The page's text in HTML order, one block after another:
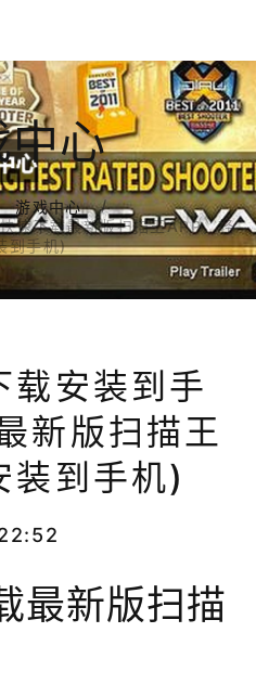
中心
游戏中心
速下载最新版扫描王APP，轻
到手机)
安装到手
新版扫描王
装到手机)
最新版扫描